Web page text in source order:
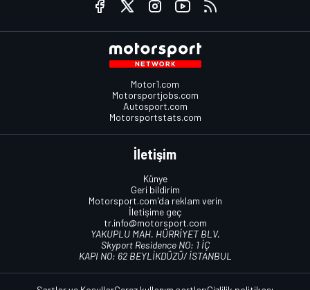
Motor1.com
Motorsportjobs.com
Autosport.com
Motorsportstats.com
İletişim
Künye
Geri bildirim
Motorsport.com'da reklam verin
İletişime geç
tr.info@motorsport.com
YAKUPLU MAH. HÜRRİYET BLV.
Skyport Residence NO: 1 İÇ
KAPI NO: 62 BEYLİKDÜZÜ/ İSTANBUL